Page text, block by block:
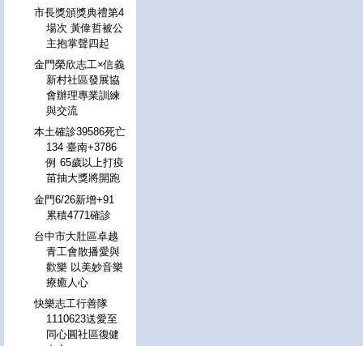
市長獎頒獎典禮第4
場次 黃偉哲被公
主抱掌聲四起
金門榮欣志工×信義
新村社區發展協
會辦理專業訓練
與交流
本土確診39586死亡
134 臺南+3786
例 65歲以上打疫
苗抽大獎將開跑
金門6/26新增+91
累積4771確診
台中市大肚區卓越
青工會散播愛與
歡樂 以美妙音樂
療癒人心
快樂志工行善隊
1110623送愛至
同心圓社區復健